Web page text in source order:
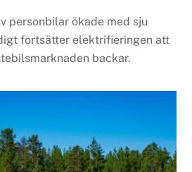
personbilar ökade med sju
fortsätter elektrifieringen att
backar.